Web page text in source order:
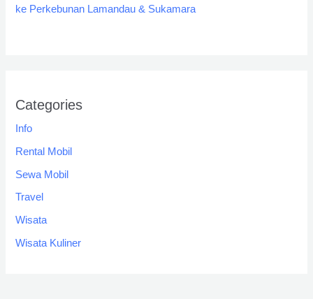
ke Perkebunan Lamandau & Sukamara
Categories
Info
Rental Mobil
Sewa Mobil
Travel
Wisata
Wisata Kuliner